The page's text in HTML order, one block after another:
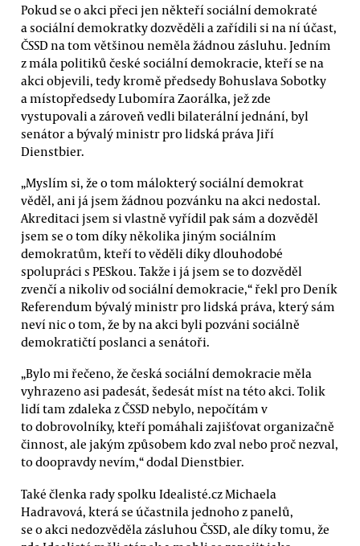
Pokud se o akci přeci jen někteří sociální demokraté
a sociální demokratky dozvěděli a zařídili si na ní účast,
ČSSD na tom většinou neměla žádnou zásluhu. Jedním
z mála politiků české sociální demokracie, kteří se na
akci objevili, tedy kromě předsedy Bohuslava Sobotky
a místopředsedy Lubomíra Zaorálka, jež zde
vystupovali a zároveň vedli bilaterální jednání, byl
senátor a bývalý ministr pro lidská práva Jiří
Dienstbier.
„Myslím si, že o tom málokterý sociální demokrat
věděl, ani já jsem žádnou pozvánku na akci nedostal.
Akreditaci jsem si vlastně vyřídil pak sám a dozvěděl
jsem se o tom díky několika jiným sociálním
demokratům, kteří to věděli díky dlouhodobé
spolupráci s PESkou. Takže i já jsem se to dozvěděl
zvenčí a nikoliv od sociální demokracie,“ řekl pro Deník
Referendum bývalý ministr pro lidská práva, který sám
neví nic o tom, že by na akci byli pozváni sociálně
demokratičtí poslanci a senátoři.
„Bylo mi řečeno, že česká sociální demokracie měla
vyhrazeno asi padesát, šedesát míst na této akci. Tolik
lidí tam zdaleka z ČSSD nebylo, nepočítám v
to dobrovolníky, kteří pomáhali zajišťovat organizačně
činnost, ale jakým způsobem kdo zval nebo proč nezval,
to doopravdy nevím,“ dodal Dienstbier.
Také členka rady spolku Idealisté.cz Michaela
Hadravová, která se účastnila jednoho z panelů,
se o akci nedozvěděla zásluhou ČSSD, ale díky tomu, že